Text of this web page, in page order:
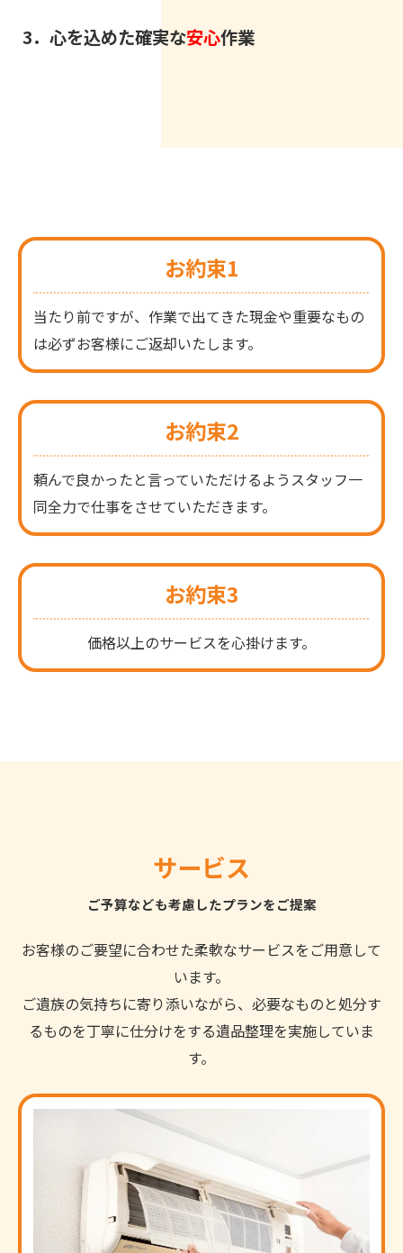
3．心を込めた確実な安心作業
お約束1
当たり前ですが、作業で出てきた現金や重要なもの
は必ずお客様にご返却いたします。
お約束2
頼んで良かったと言っていただけるようスタッフ一
同全力で仕事をさせていただきます。
お約束3
価格以上のサービスを心掛けます。
ご予算なども考慮したプランをご提案
サービス
お客様のご要望に合わせた柔軟なサービスをご用意して
います。
ご遺族の気持ちに寄り添いながら、必要なものと処分す
るものを丁寧に仕分けをする遺品整理を実施していま
す。